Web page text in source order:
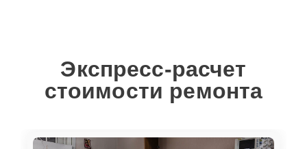
Экспресс-расчет
стоимости ремонта